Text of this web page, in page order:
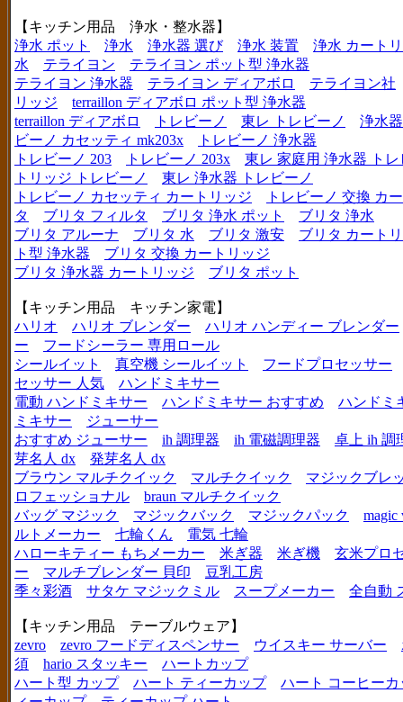
【キッチン用品 浄水・整水器】
浄水 ポット
浄水 浄水器 選び 浄水 装置
浄水 カート
水
テライヨン
テライヨン ポット型 浄水器
テライヨン 浄水器
テライヨン ディアボロ
テライヨン社
リッジ
terraillon ディアボロ ポット型 浄水器
terraillon ディアボロ
トレビーノ 東レ トレビーノ
浄水
ビーノ カセッティ mk203x
トレビーノ 浄水器
トレビーノ 203
トレビーノ 203x
東レ 家庭用 浄水器 トレ
トリッジ トレビーノ
東レ 浄水器 トレビーノ
トレビーノ カセッティ カートリッジ
トレビーノ 交換 カ
タ
ブリタ フィルタ ブリタ 浄水 ポット
ブリタ 浄水
ブリタ アルーナ
ブリタ 水 ブリタ 激安
ブリタ カート
ト型 浄水器
ブリタ 交換 カートリッジ
ブリタ 浄水器 カートリッジ
ブリタ ポット
【キッチン用品 キッチン家電】
ハリオ
ハリオ ブレンダー
ハリオ ハンディー ブレンダー
ー
フードシーラー 専用ロール
シールイット
真空機 シールイット
フードプロセッサー
セッサー 人気
ハンドミキサー
電動 ハンドミキサー
ハンドミキサー おすすめ
ハンドミ
ミキサー
ジューサー
おすすめ ジューサー
ih 調理器 ih 電磁調理器
卓上 ih 調
芽名人 dx
発芽名人 dx
ブラウン マルチクイック
マルチクイック
マジックブレ
ロフェッショナル
braun マルチクイック
バッグ マジック
マジックバック マジックパック
magic
ルトメーカー
七輪くん
電気 七輪
ハローキティー もちメーカー
米ぎ器 米ぎ機
玄米プロ
ー
マルチブレンダー 貝印
豆乳工房
季々彩酒
サタケ マジックミル スープメーカー 全自動
【キッチン用品 テーブルウェア】
zevro
zevro フードディスペンサー ウイスキー サーバー
須
hario スタッキー
ハートカップ
ハート型 カップ
ハート ティーカップ
ハート コーヒーカ